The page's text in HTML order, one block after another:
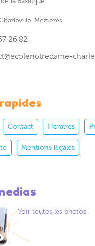
Mézières
26 82
Contact Horaires
Mentions légales
Voir toutes les photos